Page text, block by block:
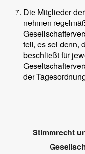
Die Mitglieder
nehmen
teil, es sei denn,
beschließt für
der
Stimmrecht